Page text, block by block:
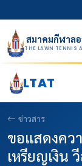
สมาคมกีฬาล
THE LAWN TENNIS
LTAT
ข่าวสาร
ขอแสดงคว
เหรียญเงิน